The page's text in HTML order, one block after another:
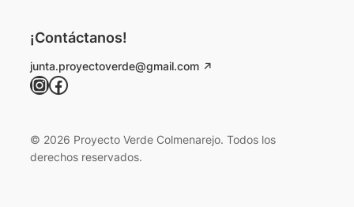
¡Contáctanos!
junta.proyectoverde@gmail.com
InstagramFacebook
© 2026 Proyecto Verde Colmenarejo. Todos los
derechos reservados.